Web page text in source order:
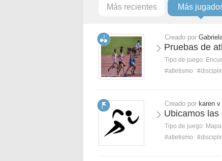
Más recientes Más
Creado por
Pruebas de
Tipo de juego:
#atletismo
Creado por karen v
Ubicamos las
Tipo de juego:
#atletismo